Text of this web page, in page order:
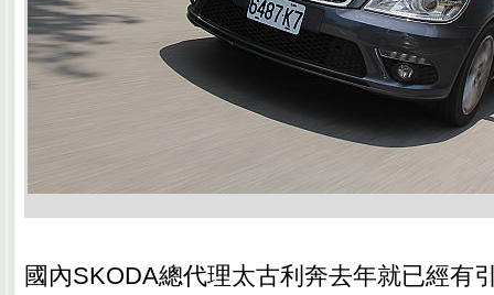
國內SKODA總代理太古利奔去年就已經有